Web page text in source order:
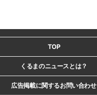
TOP
くるまのニュースとは？
広告掲載に関するお問い合わせ